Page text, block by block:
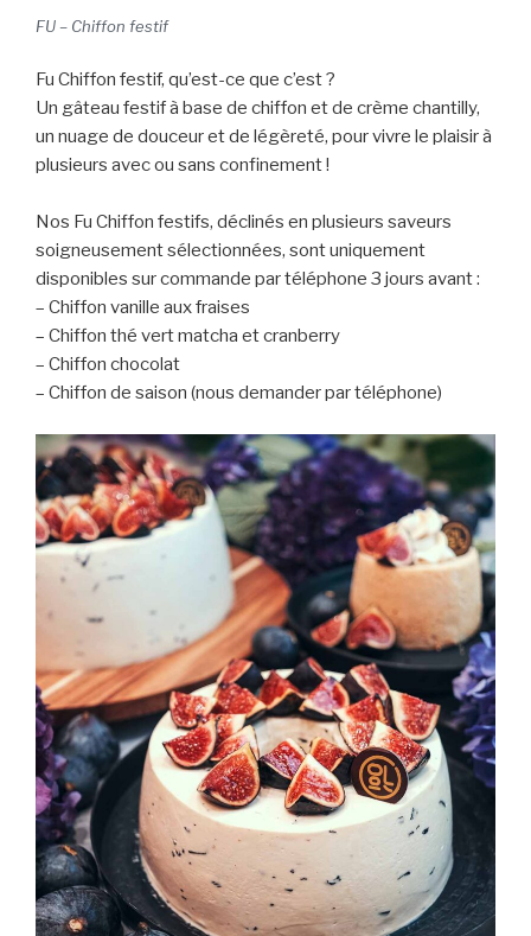
FU – Chiffon festif
Fu Chiffon festif, qu’est-ce que c’est ?
Un gâteau festif à base de chiffon et de crème chantilly,
un nuage de douceur et de légèreté, pour vivre le plaisir à
plusieurs avec ou sans confinement !
Nos Fu Chiffon festifs, déclinés en plusieurs saveurs
soigneusement sélectionnées, sont uniquement
disponibles sur commande par téléphone 3 jours avant :
– Chiffon vanille aux fraises
– Chiffon thé vert matcha et cranberry
– Chiffon chocolat
– Chiffon de saison (nous demander par téléphone)